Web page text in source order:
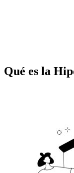
Qué es la